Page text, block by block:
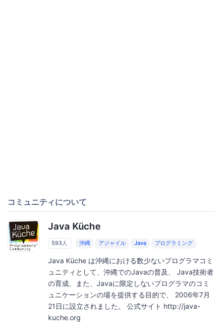
コミュニティについて
Java Küche
593人 沖縄 アジャイル Java プログラミング
Java Küche は沖縄における数少ないプログラマコミ
ュニティとして、沖縄でのJavaの普及、 Java技術者
の育成、また、Javaに限定しないプログラマのコミ
ュニケーションの場を提供する目的で、 2006年7月
21日に設立されました。 公式サイト http://java-
kuche.org